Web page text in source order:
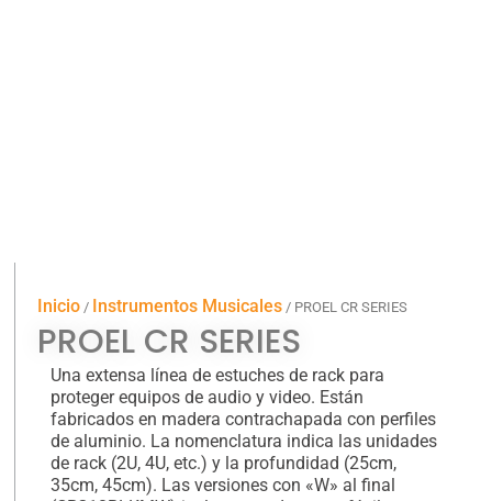
Inicio / Instrumentos Musicales / PROEL CR SERIES
PROEL CR SERIES
Una extensa línea de estuches de rack para
proteger equipos de audio y video. Están
fabricados en madera contrachapada con perfiles
de aluminio. La nomenclatura indica las unidades
de rack (2U, 4U, etc.) y la profundidad (25cm,
35cm, 45cm). Las versiones con «W» al final